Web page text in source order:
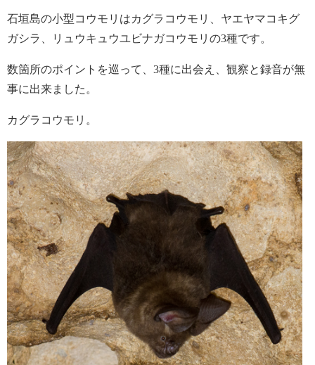
石垣島の小型コウモリはカグラコウモリ、ヤエヤマコキグ
ガシラ、リュウキュウユビナガコウモリの3種です。
数箇所のポイントを巡って、3種に出会え、観察と録音が無
事に出来ました。
カグラコウモリ。